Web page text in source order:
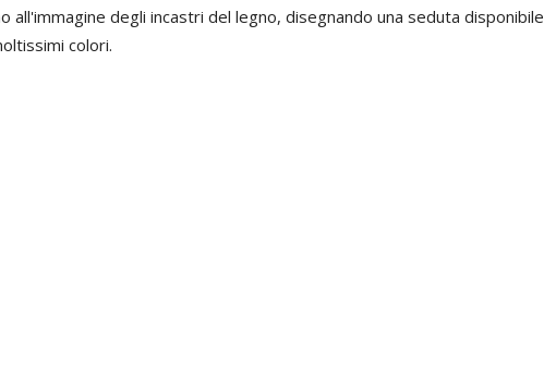
all'immagine degli incastri del legno, disegnando una seduta disponibile
colori.